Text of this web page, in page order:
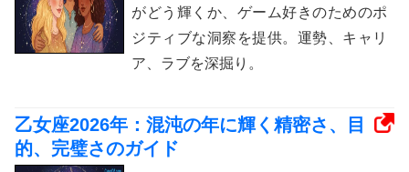
がどう輝くか、ゲーム好きのためのポ
ジティブな洞察を提供。運勢、キャリ
ア、ラブを深掘り。
乙女座2026年：混沌の年に輝く精密さ、目
的、完璧さのガイド